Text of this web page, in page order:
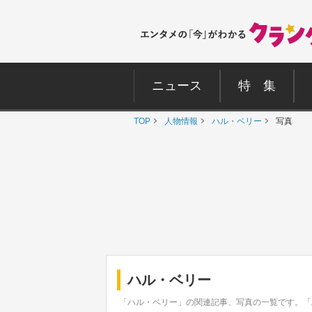
ニュース 特 集
TOP 人物情報 ハル・ベリー 写真
ハル・ベリー
「ハル・ベリー」の関連記事、写真の一覧です。